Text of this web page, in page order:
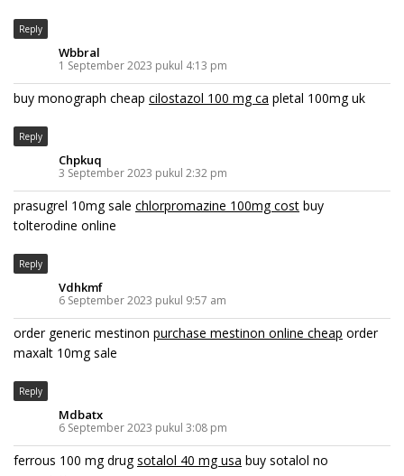
Reply
Wbbral
1 September 2023 pukul 4:13 pm
buy monograph cheap cilostazol 100 mg ca pletal 100mg uk
Reply
Chpkuq
3 September 2023 pukul 2:32 pm
prasugrel 10mg sale chlorpromazine 100mg cost buy
tolterodine online
Reply
Vdhkmf
6 September 2023 pukul 9:57 am
order generic mestinon purchase mestinon online cheap order
maxalt 10mg sale
Reply
Mdbatx
6 September 2023 pukul 3:08 pm
ferrous 100 mg drugsotalol 40 mg usa buy sotalol no